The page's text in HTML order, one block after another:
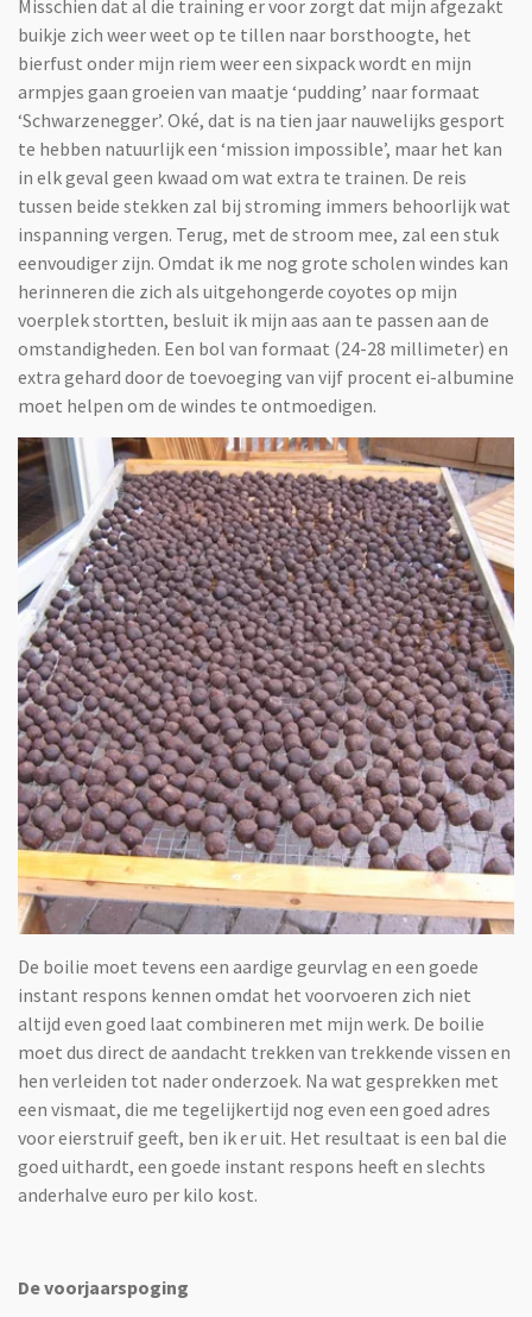
Misschien dat al die training er voor zorgt dat mijn afgezakt
buikje zich weer weet op te tillen naar borsthoogte, het
bierfust onder mijn riem weer een sixpack wordt en mijn
armpjes gaan groeien van maatje ‘pudding’ naar formaat
‘Schwarzenegger’. Oké, dat is na tien jaar nauwelijks gesport
te hebben natuurlijk een ‘mission impossible’, maar het kan
in elk geval geen kwaad om wat extra te trainen. De reis
tussen beide stekken zal bij stroming immers behoorlijk wat
inspanning vergen. Terug, met de stroom mee, zal een stuk
eenvoudiger zijn. Omdat ik me nog grote scholen windes kan
herinneren die zich als uitgehongerde coyotes op mijn
voerplek stortten, besluit ik mijn aas aan te passen aan de
omstandigheden. Een bol van formaat (24-28 millimeter) en
extra gehard door de toevoeging van vijf procent ei-albumine
moet helpen om de windes te ontmoedigen.
De boilie moet tevens een aardige geurvlag en een goede
instant respons kennen omdat het voorvoeren zich niet
altijd even goed laat combineren met mijn werk. De boilie
moet dus direct de aandacht trekken van trekkende vissen en
hen verleiden tot nader onderzoek. Na wat gesprekken met
een vismaat, die me tegelijkertijd nog even een goed adres
voor eierstruif geeft, ben ik er uit. Het resultaat is een bal die
goed uithardt, een goede instant respons heeft en slechts
anderhalve euro per kilo kost.
De voorjaarspoging